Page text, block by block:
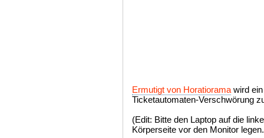
Ermutigt von Horatiorama wird
Ticketautomaten-Verschwörung
(Edit: Bitte den Laptop auf die
Körperseite vor den Monitor